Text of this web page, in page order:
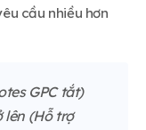
cầu nhiều hơn
GPC tắt)
lên (Hỗ trợ